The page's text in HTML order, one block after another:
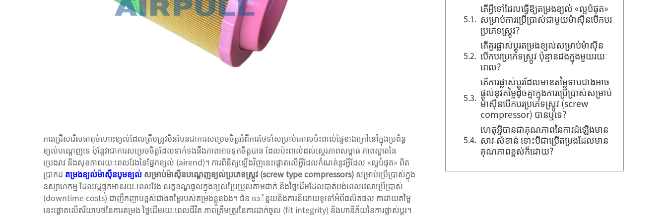
ការជ្រើសរើសធាតុចំហោះខ្យល់ដែលត្រឹមត្រូវមិនមែនជាការសម្រេចចិត្តអំពីការថែទាំសម្រាប់គោលប៉ះពាល់ផ្ទៃខាងក្រៅនៅក្នុងប្រព័ន្ធ
ខ្យល់បណ្តេញទេ ប៉ុន្តែវាជាការសម្រេចចិត្តដែលទាក់ទងនឹងភាពអាចទុកចិត្តបាន ដែលប៉ះពាល់ដល់ស្ថេរភាពសម្ពាធ ភាពស្អាតនៃ
ប្រេងរាវ និងសុខភាពរយៈពេលវែងនៃផ្នែកខ្យល់ (airend)។ ការពិនិត្យឡើងវិញនេះផ្តោតលើអ្វីដែលកំណត់នូវអ្វីដែល «ល្អបំផុត» ពិត
ប្រាកដ តម្រងខ្យល់ម៉ាស៊ីនបូមខ្យល់ សម្រាប់ម៉ាស៊ីនបណ្តេញខ្យល់ប្រភេទស្ក្រូវ (screw type compressors) សម្រាប់ប្រើប្រាស់ក្នុង
ឧស្សាហកម្ម ដែលវដ្តផ្ទុកមានរយៈពេលវែង លក្ខខណ្ឌធូលក្នុងខ្យល់ប្រែប្រួលតាមជាក់ និងថ្លៃដើមដែលបាត់បង់ពេលវេលាប្រើប្រាស់
(downtime costs) ជាញឹកញាប់ខ្ពស់ជាងតម្លៃរបស់តម្រងខ្លួនឯង។ ជំន взំនួយនិងការនិយាយទូទៅអំពីផលិតផល ការវាយតម្លៃ
នេះផ្តោតលើឥរិយាបថនៃការតម្រង ថ្លៃដើមរយៈពេលជីវិត ភាពត្រឹមត្រូវនៃការដាក់ចូល (fit integrity) និងហានិភ័យនៃការផ្លាស់ប្តូរ។
តើអ្វីទៅដែលធ្វើឱ្យតម្រងខ្យល់ «ល្អបំផុត»
សម្រាប់ការប្រើប្រាស់ជាមួយម៉ាស៊ីនបើកបរ
ប្រភេទស្ក្រូវ?
តើគួរផ្លាស់ប្តូរតម្រងខ្យល់សម្រាប់ម៉ាស៊ីន
បើកបរប្រភេទស្ក្រូវ ប៉ុន្មានដងក្នុងមួយរយៈ
ពេល?
តើការផ្លាស់ប្តូរដែលមានតម្លៃទាបជាងអាច
ផ្តល់នូវតម្លៃដូចគ្នាក្នុងការប្រើប្រាស់សម្រាប់
ម៉ាស៊ីនបើកបរប្រភេទស្ក្រូវ (screw
compressor) បានឬទេ?
ហេតុអ្វីបានជាគុណភាពនៃការដំឡើងមាន
សារៈសំខាន់ ទោះបីជាប្រើតម្រងដែលមាន
គុណភាពខ្ពស់ក៏ដោយ?